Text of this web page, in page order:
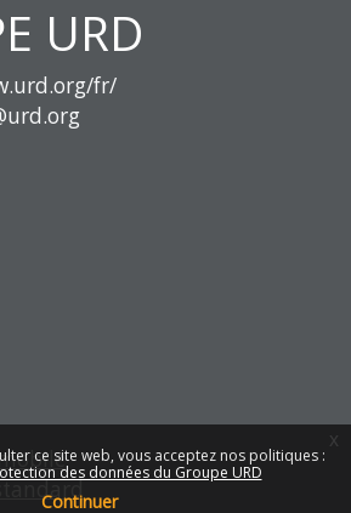
ce site web, vous acceptez nos politiques :
des données du Groupe URD
Continuer
x
URD
fr/
groupe.urd